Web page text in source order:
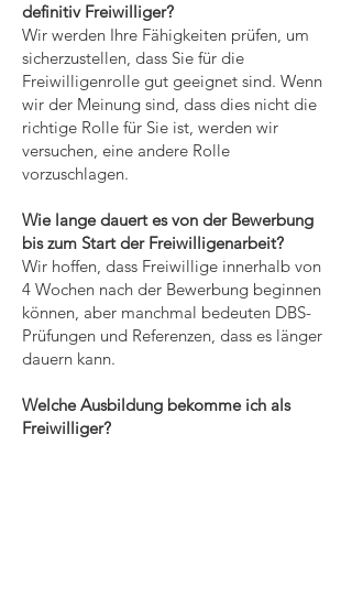
definitiv Freiwilliger?
Wir werden Ihre Fähigkeiten prüfen, um
sicherzustellen, dass Sie für die
Freiwilligenrolle gut geeignet sind. Wenn
wir der Meinung sind, dass dies nicht die
richtige Rolle für Sie ist, werden wir
versuchen, eine andere Rolle
vorzuschlagen.
Wie lange dauert es von der Bewerbung
bis zum Start der Freiwilligenarbeit?
Wir hoffen, dass Freiwillige innerhalb von
4 Wochen nach der Bewerbung beginnen
können, aber manchmal bedeuten DBS-
Prüfungen und Referenzen, dass es länger
dauern kann.
Welche Ausbildung bekomme ich als
Freiwilliger?